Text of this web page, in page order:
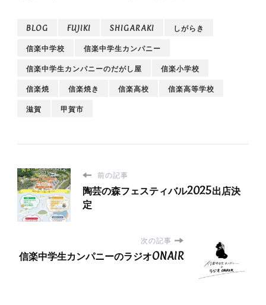
BLOG FUJIKI SHIGARAKI
しがらき
信楽中学校
信楽中学生カンパニー
信楽中学生カンパニーのだがし屋
信楽小学校
信楽焼
信楽焼き 信楽高校
信楽高等学校
滋賀
甲賀市
前の記事
陶芸の森フェスティバル2025出店決
定
次の記事
信楽中学生カンパニーのラジオONAIR